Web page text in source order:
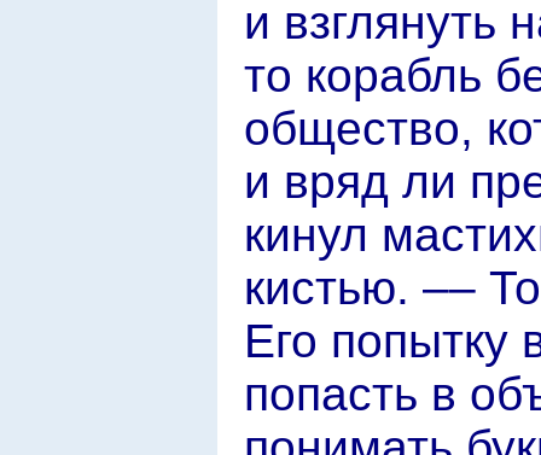
и взглянуть
то корабль
общество,
и вряд ли
кинул
кистью. ––
Его попытку
попасть в